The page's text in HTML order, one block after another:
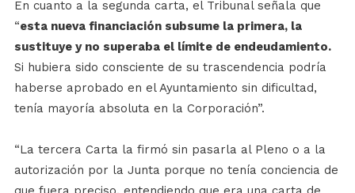
En cuanto a la segunda carta, el Tribunal señala que
“esta nueva financiación subsume la primera, la
sustituye y no superaba el límite de endeudamiento.
Si hubiera sido consciente de su trascendencia podría
haberse aprobado en el Ayuntamiento sin dificultad,
tenía mayoría absoluta en la Corporación”.
“La tercera Carta la firmó sin pasarla al Pleno o a la
autorización por la Junta porque no tenía conciencia de